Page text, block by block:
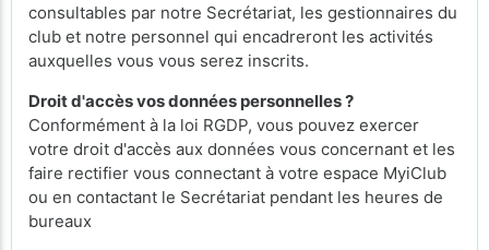
consultables par notre Secrétariat, les gestionnaires du
club et notre personnel qui encadreront les activités
auxquelles vous vous serez inscrits.
Droit d'accès vos données personnelles ?
Conformément à la loi RGDP, vous pouvez exercer
votre droit d'accès aux données vous concernant et les
faire rectifier vous connectant à votre espace MyiClub
ou en contactant le Secrétariat pendant les heures de
bureaux